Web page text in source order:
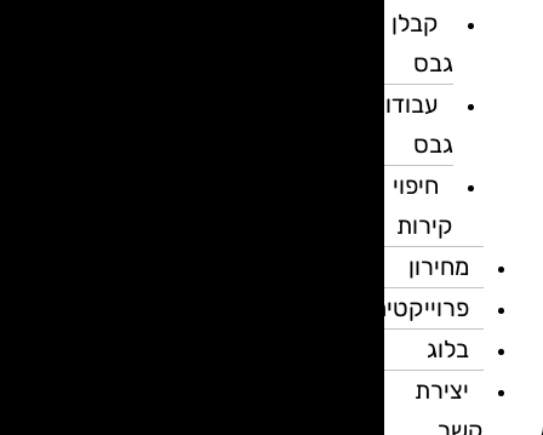
קבלן
גבס
עבודות
גבס
חיפוי
קירות
מחירון
פרוייקטים
בלוג
יצירת